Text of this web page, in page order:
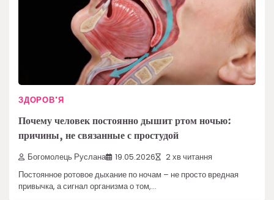
ЗДОРОВ'Я
Почему человек постоянно дышит ртом ночью:
причины, не связанные с простудой
Богомолець Руслана 19.05.2026 2 хв читання
Постоянное ротовое дыхание по ночам – не просто вредная
привычка, а сигнал организма о том,…